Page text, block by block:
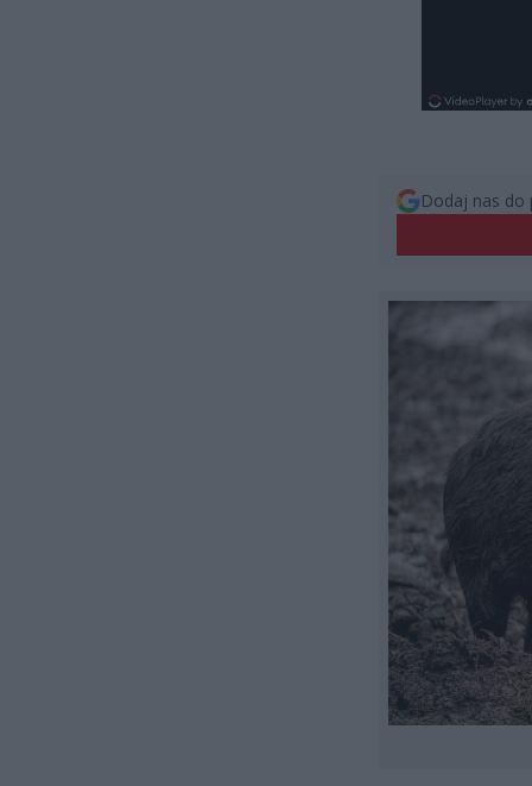
Dodaj nas do